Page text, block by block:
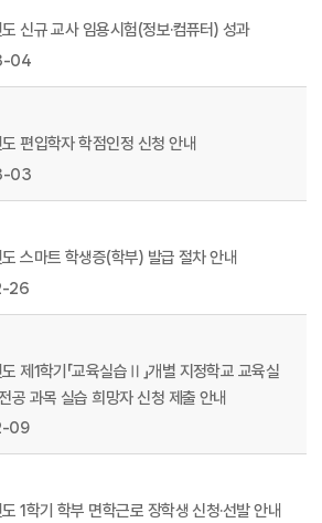
신규 교사 임용시험(정보·컴퓨터) 성과
04
편입학자 학점인정 신청 안내
03
스마트 학생증(학부) 발급 절차 안내
26
제1학기「교육실습Ⅱ」개별 지정학교 교육실
공 과목 실습 희망자 신청 제출 안내
09
1학기 학부 면학근로 장학생 신청·선발 안내